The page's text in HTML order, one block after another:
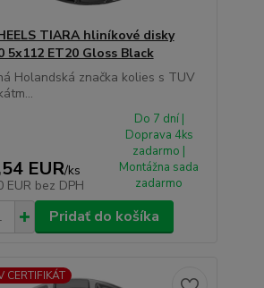
TIARA hliníkové disky
5x112 ET20 Gloss Black
Holandská značka kolies s TUV
EUR/ks
EUR bez DPH
Do 7 dní |
Doprava 4ks
zadarmo |
Montážna sada
zadarmo
Pridať do košíka
CERTIFIKÁT